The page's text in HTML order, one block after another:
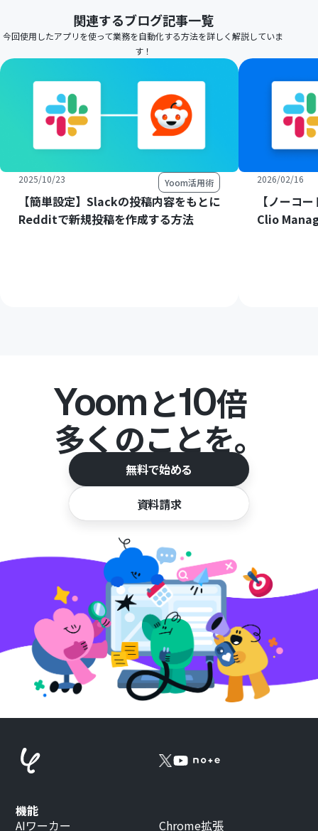
関連するブログ記事一覧
今回使用したアプリを使って業務を自動化する方法を詳しく解説していま
す！
2025/10/23 Yoom活用術
【簡単設定】Slackの投稿内容をもとに
Redditで新規投稿を作成する方法
2026/02/16
【ノーコ
Clio
Yoomと10倍
多くのことを。
無料で始める
資料請求
機能
AIワーカー
Chrome拡張